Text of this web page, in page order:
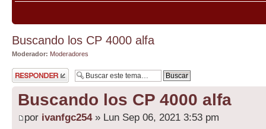
Buscando los CP 4000 alfa
Moderador: Moderadores
Publicar una
respuesta
Buscando los CP 4000 alfa
por ivanfgc254» Lun Sep 06, 2021 3:53 pm